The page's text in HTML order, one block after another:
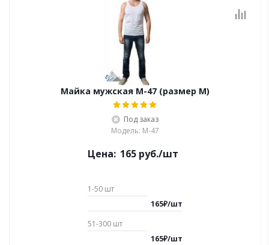
Майка мужская M-47 (размер M)
Под заказ
Модель: M-47
Цена: 165 руб./шт
1-50 шт
165₽/шт
51-300 шт
165₽/шт